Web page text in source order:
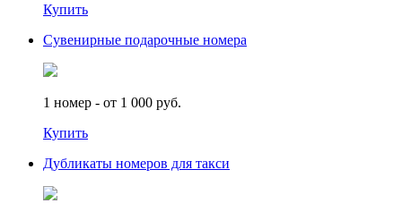
Купить
Сувенирные подарочные номера
1 номер - от 1 000 руб.
Купить
Дубликаты номеров для такси